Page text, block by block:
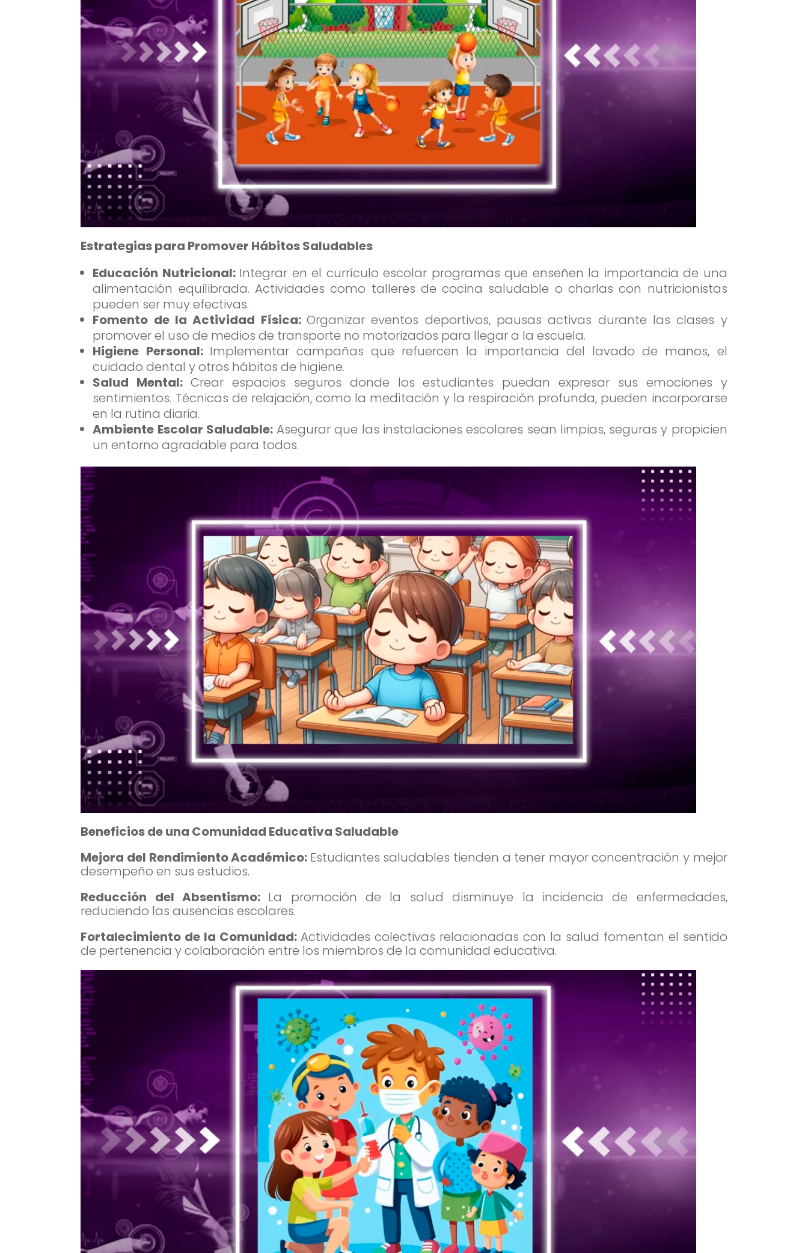
Estrategias para Promover Hábitos Saludables
Educación Nutricional: Integrar en el currículo escolar programas que enseñen la importancia de una
alimentación equilibrada. Actividades como talleres de cocina saludable o charlas con nutricionistas
pueden ser muy efectivas.
Fomento de la Actividad Física:Organizar eventos deportivos, pausas activas durante las clases y
promover el uso de medios de transporte no motorizados para llegar a la escuela.
Higiene Personal: Implementar campañas que refuercen la importancia del lavado de manos, el
cuidado dental y otros hábitos de higiene.
Salud Mental:Crear espacios seguros donde los estudiantes puedan expresar sus emociones y
sentimientos. Técnicas de relajación, como la meditación y la respiración profunda, pueden incorporarse
en la rutina diaria.
Ambiente Escolar Saludable:Asegurar que las instalaciones escolares sean limpias, seguras y propicien
un entorno agradable para todos.
Beneficios de una Comunidad Educativa Saludable
Mejora del Rendimiento Académico: Estudiantes saludables tienden a tener mayor concentración y mejor
desempeño en sus estudios.
Reducción del Absentismo: La promoción de la salud disminuye la incidencia de enfermedades,
reduciendo las ausencias escolares.
Fortalecimiento de la Comunidad:Actividades colectivas relacionadas con la salud fomentan el sentido
de pertenencia y colaboración entre los miembros de la comunidad educativa.